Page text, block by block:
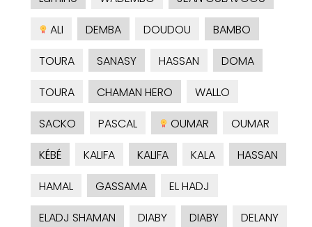
ALI
DEMBA DOUDOU
BAMBO
TOURA
SANASY HASSAN
DOMA
TOURA
CHAMAN HERO
WALLO
SACKO
PASCAL OUMAR
OUMAR
KÉBÉ
KALIFA KALIFA KALA
HASSAN
HAMAL
GASSAMA
EL HADJ
ELADJ SHAMAN
DIABY DIABY DELANY